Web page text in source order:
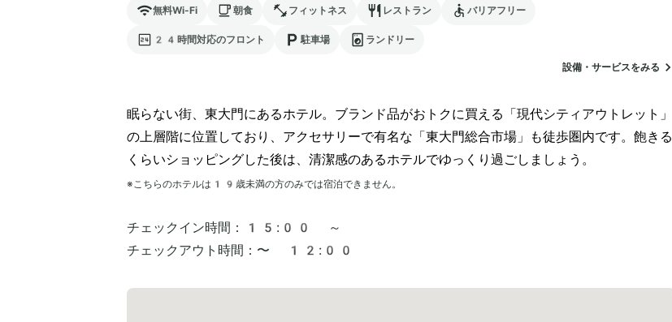
無料Wi-Fi 朝食 フィットネス レストラン バリアフリー
24時間対応のフロント 駐車場 ランドリー
設備・サービスをみる
眠らない街、東大門にあるホテル。ブランド品がおトクに買える「現代シティアウトレット」
の上層階に位置しており、アクセサリーで有名な「東大門総合市場」も徒歩圏内です。飽きる
くらいショッピングした後は、清潔感のあるホテルでゆっくり過ごしましょう。
※こちらのホテルは 19 歳未満の方のみでは宿泊できません。
チェックイン時間：
15:00 ～
チェックアウト時間： 〜 12:00